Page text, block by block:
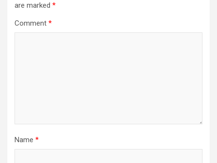
are marked *
Comment *
Name *